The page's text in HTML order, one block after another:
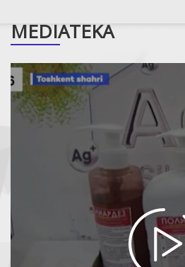
MEDIATEKA